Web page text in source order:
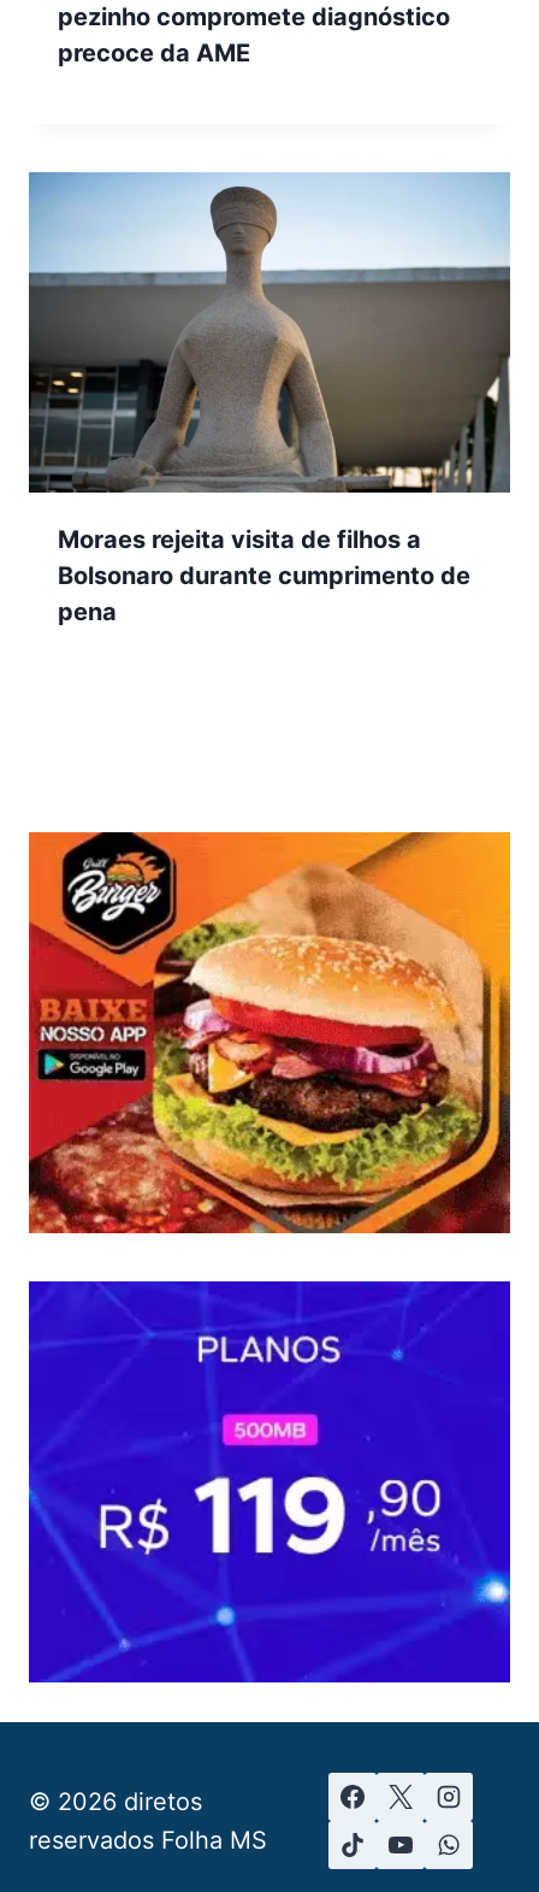
pezinho compromete diagnóstico
precoce da AME
Moraes rejeita visita de filhos a
Bolsonaro durante cumprimento de
pena
© 2026 diretos
reservados Folha MS